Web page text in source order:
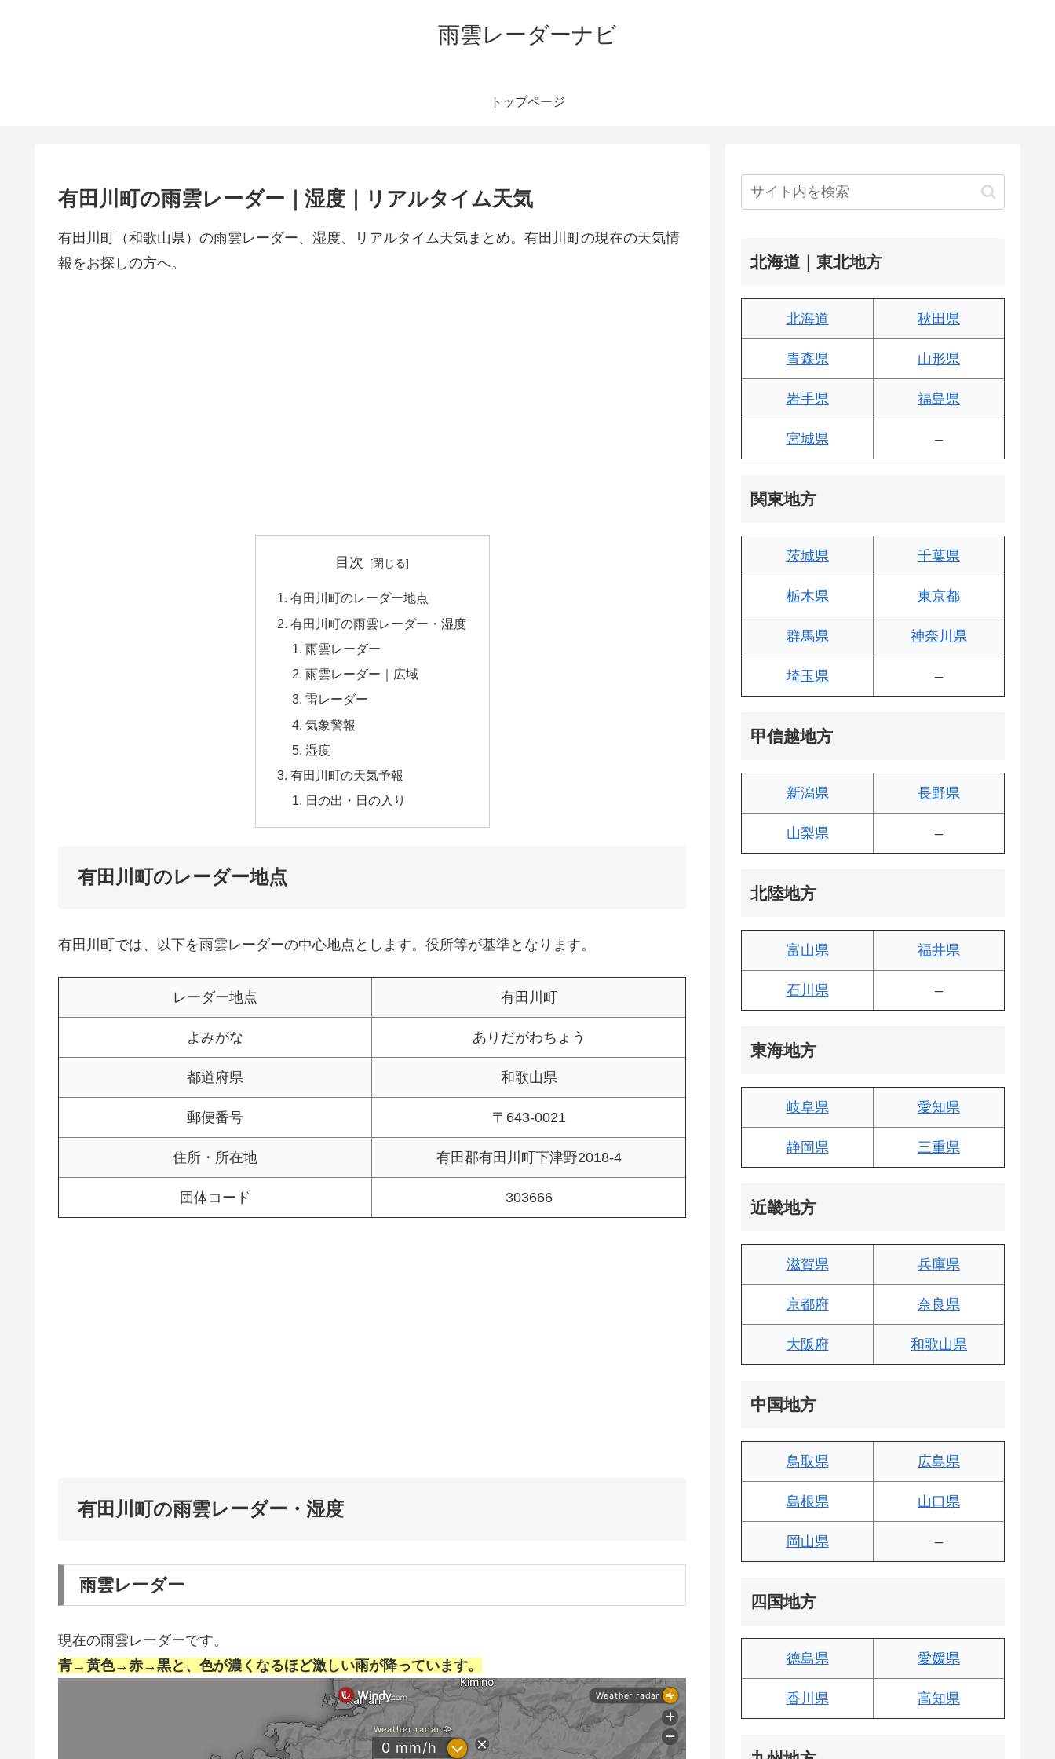
雨雲レーダーナビ
トップページ
有田川町の雨雲レーダー｜湿度｜リアルタイム天気
有田川町（和歌山県）の雨雲レーダー、湿度、リアルタイム天気まとめ。有田川町の現在の天気情
報をお探しの方へ。
目次
有田川町のレーダー地点
有田川町の雨雲レーダー・湿度
雨雲レーダー
雨雲レーダー｜広域
雷レーダー
気象警報
湿度
有田川町の天気予報
日の出・日の入り
有田川町のレーダー地点
有田川町では、以下を雨雲レーダーの中心地点とします。役所等が基準となります。
レーダー地点 有田川町
よみがな ありだがわちょう
都道府県 和歌山県
郵便番号 〒643-0021
住所・所在地 有田郡有田川町下津野2018-4
団体コード 303666
有田川町の雨雲レーダー・湿度
雨雲レーダー
現在の雨雲レーダーです。
青→黄色→赤→黒と、色が濃くなるほど激しい雨が降っています。
北海道｜東北地方
北海道 秋田県
青森県 山形県
岩手県 福島県
宮城県 –
関東地方
茨城県 千葉県
栃木県 東京都
群馬県 神奈川県
埼玉県 –
甲信越地方
新潟県 長野県
山梨県 –
北陸地方
富山県 福井県
石川県 –
東海地方
岐阜県 愛知県
静岡県 三重県
近畿地方
滋賀県 兵庫県
京都府 奈良県
大阪府 和歌山県
中国地方
鳥取県 広島県
島根県 山口県
岡山県 –
四国地方
徳島県 愛媛県
香川県 高知県